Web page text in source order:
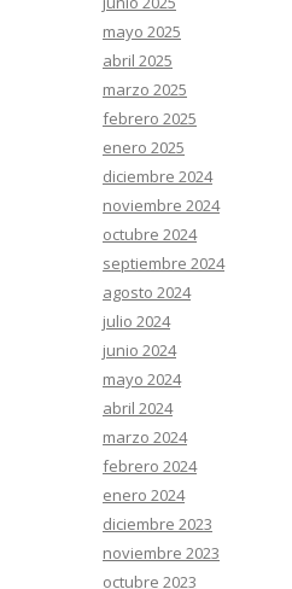
mayo 2025
abril 2025
marzo 2025
febrero 2025
enero 2025
diciembre 2024
noviembre 2024
octubre 2024
septiembre 2024
agosto 2024
julio 2024
junio 2024
mayo 2024
abril 2024
marzo 2024
febrero 2024
enero 2024
diciembre 2023
noviembre 2023
octubre 2023